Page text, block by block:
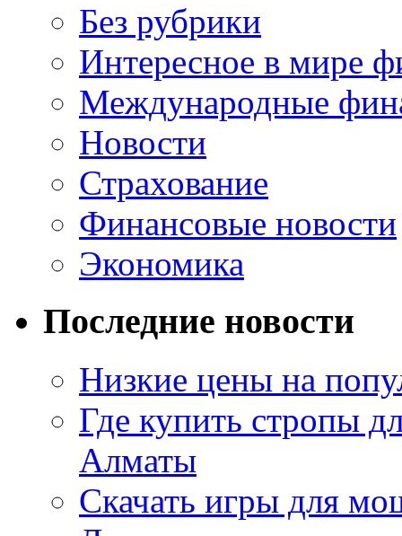
Без рубрики
Интересное в мире
Международные
Новости
Страхование
Финансовые новости
Экономика
Последние новости
Низкие цены на
Где купить стропы
Алматы
Скачать игры для